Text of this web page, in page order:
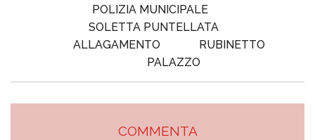
POLIZIA MUNICIPALE
SOLETTA PUNTELLATA
ALLAGAMENTO
RUBINETTO
PALAZZO
COMMENTA